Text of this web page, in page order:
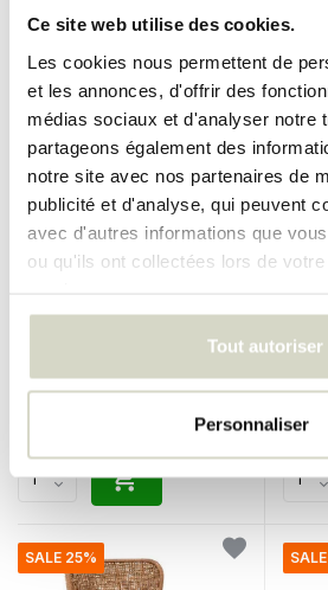
Ce site web utilise des cookies.
Les cookies nous permettent de
et les annonces, d'offrir des
médias sociaux et d'analyser notre
partageons également des
notre site avec nos partenaires de
publicité et d'analyse, qui peuvent
avec d'autres informations que
ou qu'ils ont collectées lors de
Tout autoriser
Personnaliser
Chaise longue Neel
Taxes incluses
• En
SALE 25%